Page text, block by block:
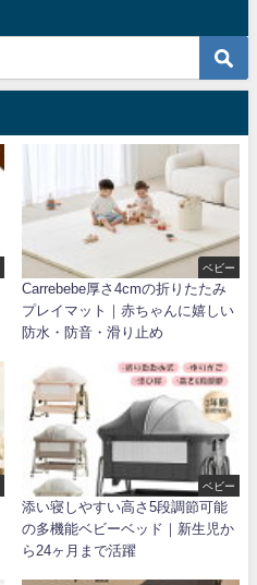
ベビー
Carrebebe厚さ4cmの折りたたみ
プレイマット｜赤ちゃんに嬉しい
防水・防音・滑り止め
ベビー
添い寝しやすい高さ5段調節可能
の多機能ベビーベッド｜新生児か
ら24ヶ月まで活躍